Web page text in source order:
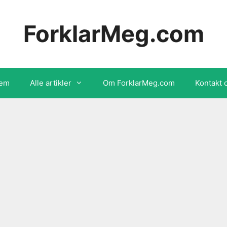
ForklarMeg.com
Alle artikler Om ForklarMeg.com Kontakt